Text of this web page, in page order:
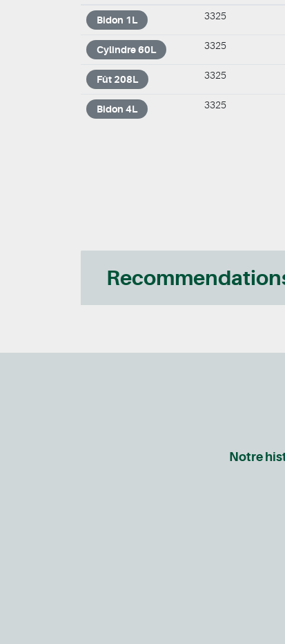
Bidon 1L 3325
Cylindre 60L 3325
Fût 208L 3325
Bidon 4L 3325
Notre